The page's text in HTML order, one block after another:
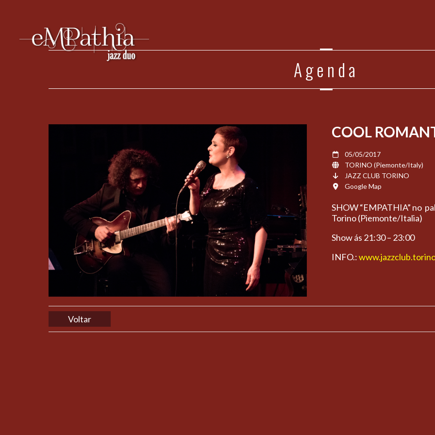
Agenda
COOL
05/05/2017
TORINO (Piemonte/Italy)
JAZZ CLUB TORINO
Google Map
SHOW “EMPATHIA” no
Torino (Piemonte/Italia)
Show ás 21:30– 23:00
INFO.:
Voltar